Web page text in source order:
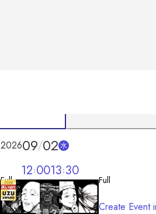
Full
202609 02 水
Full
12 0013 30
Create Event